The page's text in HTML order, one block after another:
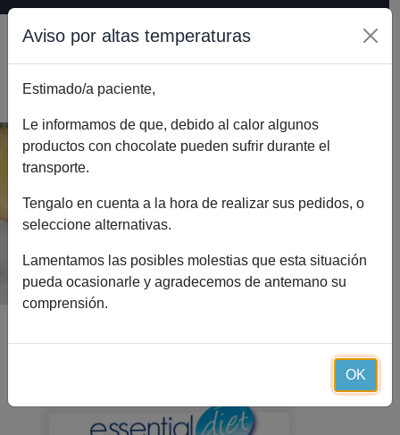
Caja de 30 barritas de chocolate
blanco (30 raciones)
Inicio
Catálogo
Caja de 30 barritas de chocolate blanco (30 raciones)
Aviso por altas temperaturas
Estimado/a paciente,
Le informamos de que, debido al calor algunos
productos con chocolate pueden sufrir durante el
transporte.
Tengalo en cuenta a la hora de realizar sus pedidos, o
seleccione alternativas.
Lamentamos las posibles molestias que esta situación
pueda ocasionarle y agradecemos de antemano su
comprensión.
OK